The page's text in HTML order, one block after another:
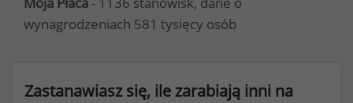
wynagrodzeniach 581 tysięcy osób
Zastanawiasz się, ile zarabiają inni na